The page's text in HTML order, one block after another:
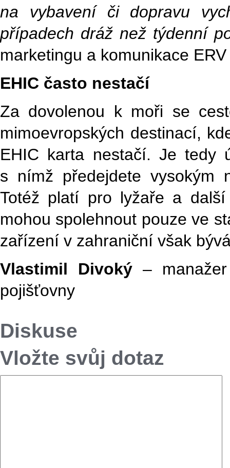
na vybavení či dopravu
případech dráž než týdenní
marketingu a komunikace
EHIC často nestačí
Za dovolenou k moři se
mimoevropských destinací,
EHIC karta nestačí. Je tedy
s nímž předejdete vysokým
Totéž platí pro lyžaře a
mohou spolehnout pouze ve
zařízení v zahraniční však
Vlastimil Divoký –
pojišťovny
Diskuse
Vložte svůj dotaz